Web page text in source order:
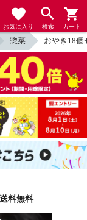
お気に入り 検索 カート
惣菜 おやき18個
料無料